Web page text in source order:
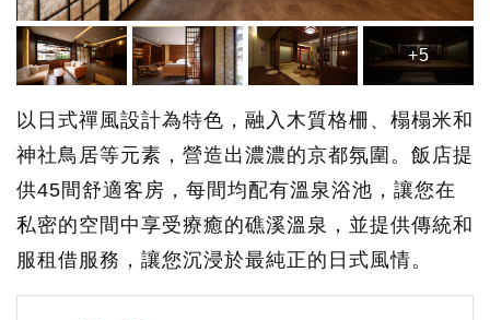
+5
以日式禪風設計為特色，融入木質格柵、榻榻米和
神社鳥居等元素，營造出濃濃的京都氛圍。飯店提
供45間舒適客房，每間均配有溫泉浴池，讓您在
私密的空間中享受療癒的礁溪溫泉，並提供傳統和
服租借服務，讓您沉浸於最純正的日式風情。